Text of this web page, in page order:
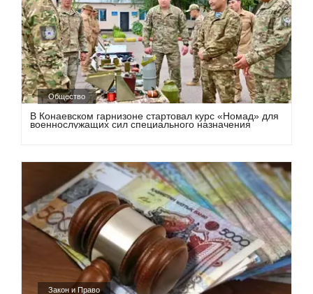
Общество
В Конаевском гарнизоне стартовал курс «Номад» для
военнослужащих сил специального назначения
Закон и Право